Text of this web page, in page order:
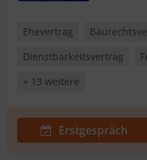
Ehevertrag
Dienstbarkeitsvertrag
+ 13 weitere
Erstgespräch